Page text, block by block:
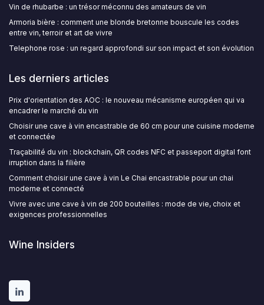
Vin de rhubarbe : un trésor méconnu des amateurs de vin
Armoria bière : comment une blonde bretonne bouscule les codes
entre vin, terroir et art de vivre
Telephone rose : un regard approfondi sur son impact et son évolution
Les derniers articles
Prix d'orientation des AOC : le nouveau mécanisme européen qui va
encadrer le marché du vin
Choisir une cave à vin encastrable de 60 cm pour une cuisine moderne
et connectée
Traçabilité du vin : blockchain, QR codes NFC et passeport digital font
irruption dans la filière
Comment choisir une cave à vin Le Chai encastrable pour un chai
moderne et connecté
Vivre avec une cave à vin de 200 bouteilles : mode de vie, choix et
exigences professionnelles
Wine Insiders